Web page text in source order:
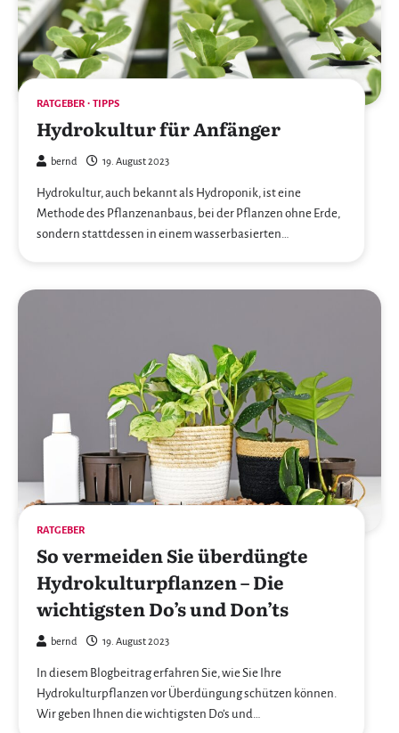
RATGEBER TIPPS
Hydrokultur für Anfänger
bernd 19. August 2023
Hydrokultur, auch bekannt als Hydroponik, ist eine
Methode des Pflanzenanbaus, bei der Pflanzen ohne Erde,
sondern stattdessen in einem wasserbasierten…
RATGEBER
So vermeiden Sie überdüngte
Hydrokulturpflanzen – Die
wichtigsten Do’s und Don’ts
bernd 19. August 2023
In diesem Blogbeitrag erfahren Sie, wie Sie Ihre
Hydrokulturpflanzen vor Überdüngung schützen können.
Wir geben Ihnen die wichtigsten Do’s und…